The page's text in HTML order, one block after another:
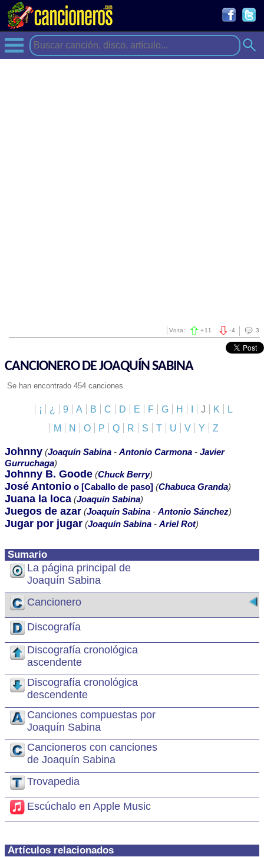
3
-4
Vota: +11
CANCIONERO DE JOAQUÍN SABINA
Se han encontrado 454 canciones.
¡ ¿ 9 A B C D E F G H J K
L
M
N O P Q R S T U V Y Z
Sumario
La página principal de
Joaquín Sabina
Cancionero
Discografía
Discografía cronológica
ascendente
Discografía cronológica
descendente
Canciones compuestas por
Joaquín Sabina
Cancioneros con canciones
de Joaquín Sabina
Trovapedia
Escúchalo en Apple Music
Artículos relacionados
Johnny (Joaquín Sabina - Antonio Carmona - Javier
Gurruchaga)
Johnny B. Goode (Chuck Berry)
José Antonio o [Caballo de paso] (Chabuca Granda)
Juana la loca (Joaquín Sabina)
Juegos de azar (Joaquín Sabina - Antonio Sánchez)
Jugar por jugar (Joaquín Sabina - Ariel Rot)